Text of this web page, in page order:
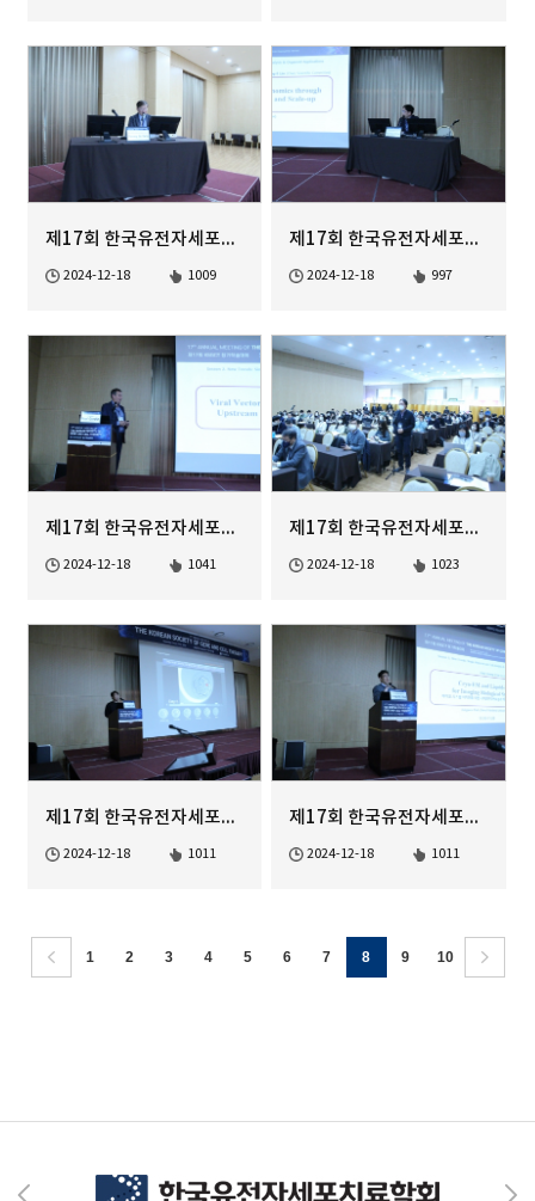
제17회 한국유전자세포치료학회 정기학술대회
2024-12-18 1009
제17회 한국유전자세포치료학회 정기학술대회
2024-12-18 997
제17회 한국유전자세포치료학회 정기학술대회
2024-12-18 1041
제17회 한국유전자세포치료학회 정기학술대회
2024-12-18 1023
제17회 한국유전자세포치료학회 정기학술대회
2024-12-18 1011
제17회 한국유전자세포치료학회 정기학술대회
2024-12-18 1011
1 2 3 4 5 6 7 8 9 10